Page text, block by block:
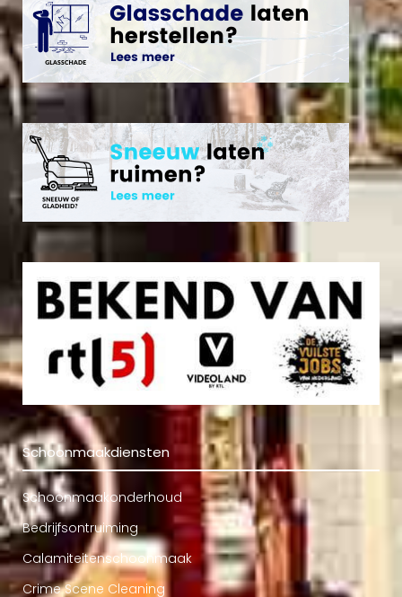
Schoonmaakdiensten
Schoonmaakonderhoud
Bedrijfsontruiming
Calamiteitenschoonmaak
Crime Scene Cleaning